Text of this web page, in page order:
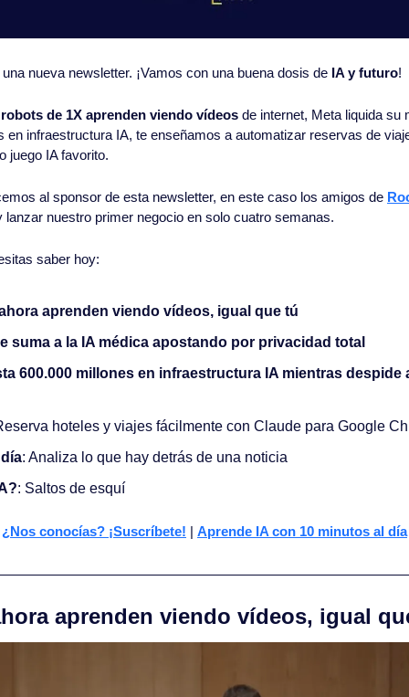
nueva newsletter. ¡Vamos con una buena dosis de IA y futuro!
robots de 1X aprenden viendo vídeos de internet, Meta liquida su
en infraestructura IA, te enseñamos a automatizar reservas de
juego IA favorito.
al sponsor de esta newsletter, en este caso los amigos de
lanzar nuestro primer negocio en solo cuatro semanas.
saber hoy:
aprenden viendo vídeos, igual que tú
suma a la IA médica apostando por privacidad total
600.000 millones en infraestructura IA mientras despide
hoteles y viajes fácilmente con Claude para Google
: Analiza lo que hay detrás de una noticia
: Saltos de esquí
¿Nos conocías? ¡Suscríbete! | Aprende IA con 10 minutos al día
aprenden viendo vídeos, igual